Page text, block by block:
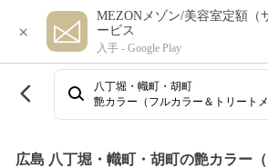
×
MEZONメゾン/美容室定額（
ービス
入手 - Google Play
八丁堀・幟町・胡町
艶カラー（フルカラー＆トリートメ
広島 八丁堀・幟町・胡町の艶カラー